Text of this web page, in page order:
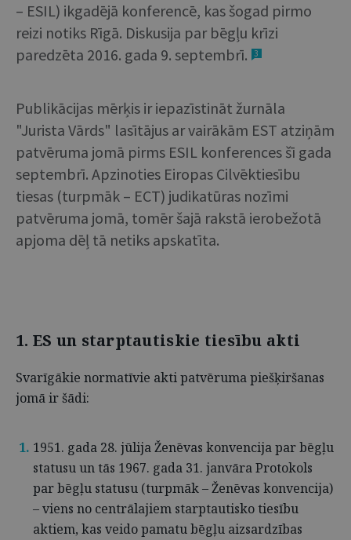
– ESIL) ikgadējā konferencē, kas šogad pirmo
reizi notiks Rīgā. Diskusija par bēgļu krīzi
paredzēta 2016. gada 9. septembrī.
3
Publikācijas mērķis ir iepazīstināt žurnāla
"Jurista Vārds" lasītājus ar vairākām EST atziņām
patvēruma jomā pirms ESIL konferences šī gada
septembrī. Apzinoties Eiropas Cilvēktiesību
tiesas (turpmāk – ECT) judikatūras nozīmi
patvēruma jomā, tomēr šajā rakstā ierobežotā
apjoma dēļ tā netiks apskatīta.
1. ES un starptautiskie tiesību akti
Svarīgākie normatīvie akti patvēruma piešķiršanas
jomā ir šādi:
1951. gada 28. jūlija Ženēvas konvencija par bēgļu
statusu un tās 1967. gada 31. janvāra Protokols
par bēgļu statusu (turpmāk – Ženēvas konvencija)
– viens no centrālajiem starptautisko tiesību
aktiem, kas veido pamatu bēgļu aizsardzības